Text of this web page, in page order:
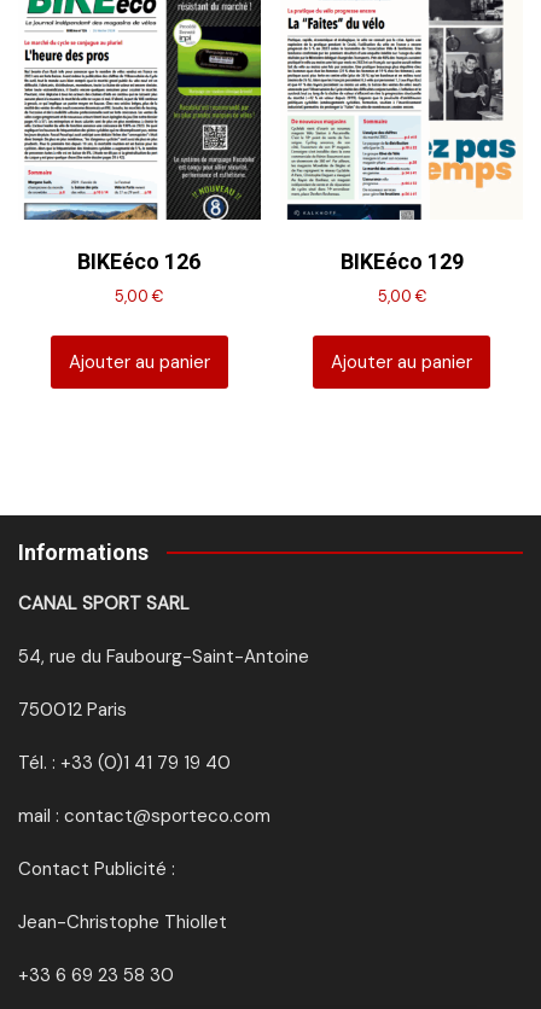
BIKEéco 126
5,00€
Ajouter au panier
BIKEéco 129
5,00€
Ajouter au panier
Informations
CANAL SPORT SARL
54, rue du Faubourg-Saint-Antoine
750012 Paris
Tél. : +33 (0)1 41 79 19 40
mail : contact@sporteco.com
Contact Publicité :
Jean-Christophe Thiollet
+33 6 69 23 58 30